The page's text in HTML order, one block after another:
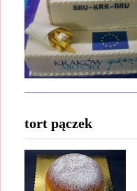
tort pączek